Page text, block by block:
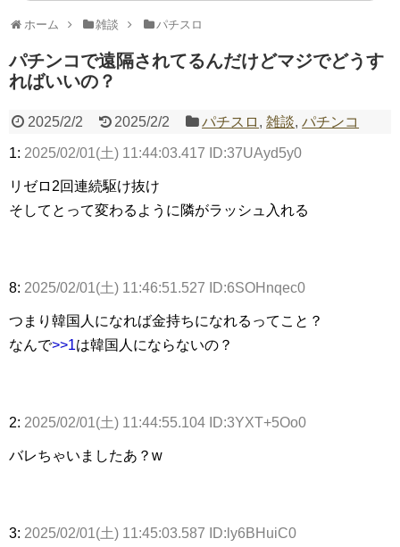
いヤバいか教えて？...
ホーム 雑談 パチスロ
パチンコで遠隔されてるんだけどマジでどうす
ればいいの？
2025/2/2 2025/2/2 パチスロ ,雑談,パチンコ
1: 2025/02/01(土) 11:44:03.417 ID:37UAyd5y0
リゼロ2回連続駆け抜け
そしてとって変わるように隣がラッシュ入れる
8: 2025/02/01(土) 11:46:51.527 ID:6SOHnqec0
つまり韓国人になれば金持ちになれるってこと？
なんで>>1は韓国人にならないの？
2: 2025/02/01(土) 11:44:55.104 ID:3YXT+5Oo0
バレちゃいましたあ？w
3: 2025/02/01(土) 11:45:03.587 ID:ly6BHuiC0